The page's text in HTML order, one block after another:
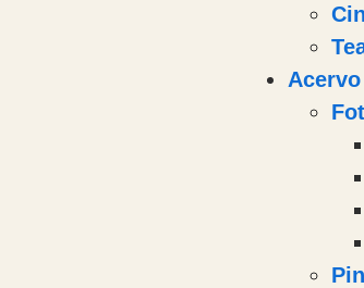
Acervo